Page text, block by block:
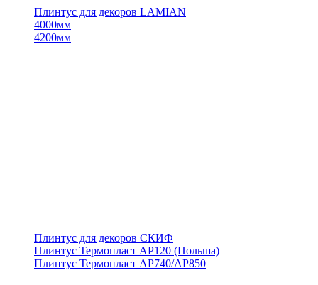
Плинтус для декоров LAMIAN
4000мм
4200мм
Плинтус для декоров СКИФ
Плинтус Термопласт АР120 (Польша)
Плинтус Термопласт АР740/АР850